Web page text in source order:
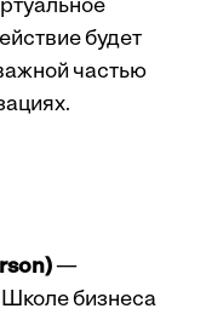
будет
частью
—
бизнеса